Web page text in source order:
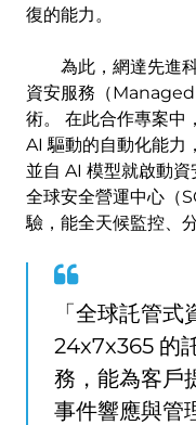
復的能力。
為此，網達先進科
資安服務（
術。 在此合作專案中
AI 驅動的自動化能力
並自 AI 模型就啟動
全球安全營運中心（
驗，能全天候監控、
「全球託管
24x7x365 的
務，能為客戶
事件響應與管